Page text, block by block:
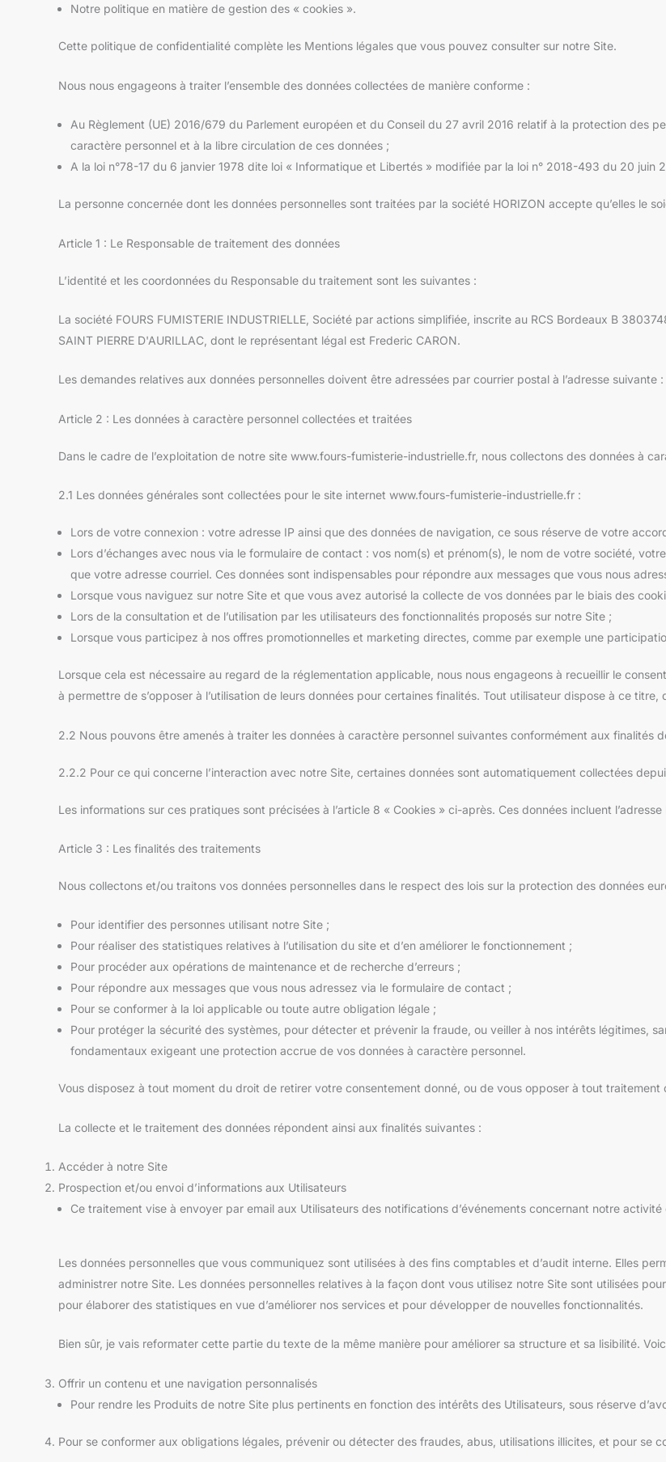
Notre politique en matière de gestion des « cookies ».
Cette politique de confidentialité complète les Mentions légales que vous pouvez consulter sur notre Site.
Nous nous engageons à traiter l’ensemble des données collectées de manière conforme :
Au Règlement (UE) 2016/679 du Parlement européen et du Conseil du 27 avril 2016 relatif à la protection des
caractère personnel et à la libre circulation de ces données ;
A la loi n°78-17 du 6 janvier 1978 dite loi « Informatique et Libertés » modifiée par la loi n° 2018-493 du 20 juin
La personne concernée dont les données personnelles sont traitées par la société HORIZON accepte qu’elles le
Article 1 : Le Responsable de traitement des données
L’identité et les coordonnées du Responsable du traitement sont les suivantes :
La société FOURS FUMISTERIE INDUSTRIELLE, Société par actions simplifiée, inscrite au RCS Bordeaux B
SAINT PIERRE D'AURILLAC, dont le représentant légal est Frederic CARON.
Les demandes relatives aux données personnelles doivent être adressées par courrier postal à l’adresse suivante
Article 2 : Les données à caractère personnel collectées et traitées
Dans le cadre de l’exploitation de notre site www.fours-fumisterie-industrielle.fr, nous collectons des données à
2.1 Les données générales sont collectées pour le site internet www.fours-fumisterie-industrielle.fr :
Lors de votre connexion : votre adresse IP ainsi que des données de navigation, ce sous réserve de votre
Lors d’échanges avec nous via le formulaire de contact : vos nom(s) et prénom(s), le nom de votre société,
que votre adresse courriel. Ces données sont indispensables pour répondre aux messages que vous nous
Lorsque vous naviguez sur notre Site et que vous avez autorisé la collecte de vos données par le biais des
Lors de la consultation et de l’utilisation par les utilisateurs des fonctionnalités proposés sur notre Site ;
Lorsque vous participez à nos offres promotionnelles et marketing directes, comme par exemple une
Lorsque cela est nécessaire au regard de la réglementation applicable, nous nous engageons à recueillir le
à permettre de s’opposer à l’utilisation de leurs données pour certaines finalités. Tout utilisateur dispose à ce
2.2 Nous pouvons être amenés à traiter les données à caractère personnel suivantes conformément aux finalités
2.2.2 Pour ce qui concerne l’interaction avec notre Site, certaines données sont automatiquement collectées
Les informations sur ces pratiques sont précisées à l’article 8 « Cookies » ci-après. Ces données incluent l’adresse
Article 3 : Les finalités des traitements
Nous collectons et/ou traitons vos données personnelles dans le respect des lois sur la protection des données
Pour identifier des personnes utilisant notre Site ;
Pour réaliser des statistiques relatives à l’utilisation du site et d’en améliorer le fonctionnement ;
Pour procéder aux opérations de maintenance et de recherche d’erreurs ;
Pour répondre aux messages que vous nous adressez via le formulaire de contact ;
Pour se conformer à la loi applicable ou toute autre obligation légale ;
Pour protéger la sécurité des systèmes, pour détecter et prévenir la fraude, ou veiller à nos intérêts légitimes,
fondamentaux exigeant une protection accrue de vos données à caractère personnel.
Vous disposez à tout moment du droit de retirer votre consentement donné, ou de vous opposer à tout traitement
La collecte et le traitement des données répondent ainsi aux finalités suivantes :
Accéder à notre Site
Prospection et/ou envoi d’informations aux Utilisateurs
Ce traitement vise à envoyer par email aux Utilisateurs des notifications d’événements concernant notre
Les données personnelles que vous communiquez sont utilisées à des fins comptables et d’audit interne. Elles
administrer notre Site. Les données personnelles relatives à la façon dont vous utilisez notre Site sont utilisées
pour élaborer des statistiques en vue d’améliorer nos services et pour développer de nouvelles fonctionnalités.
Bien sûr, je vais reformater cette partie du texte de la même manière pour améliorer sa structure et sa lisibilité.
Offrir un contenu et une navigation personnalisés
Pour rendre les Produits de notre Site plus pertinents en fonction des intérêts des Utilisateurs, sous réserve
Pour se conformer aux obligations légales, prévenir ou détecter des fraudes, abus, utilisations illicites, et pour se